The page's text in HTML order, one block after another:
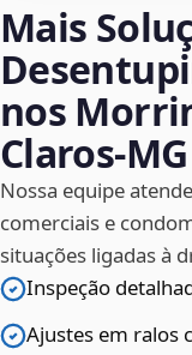
Mais
nos
Claros‑MG
Nossa equipe
comerciais e
situações ligadas à
Inspeção
Ajustes em ralos